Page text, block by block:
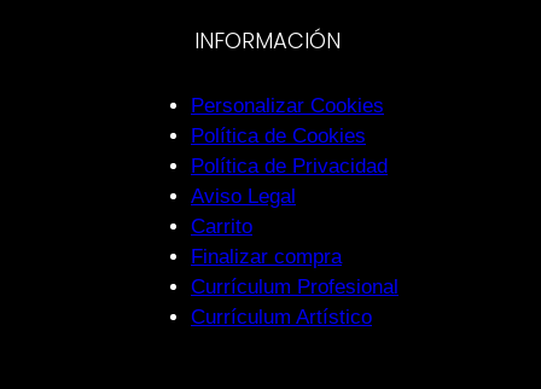
INFORMACIÓN
Personalizar Cookies
Política de Cookies
Política de Privacidad
Aviso Legal
Carrito
Finalizar compra
Currículum Profesional
Currículum Artístico